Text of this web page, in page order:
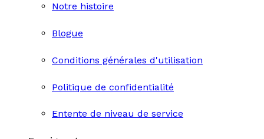
Notre histoire
Blogue
Conditions générales d'utilisation
Politique de confidentialité
Entente de niveau de service